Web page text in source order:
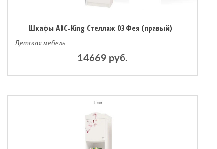
Шкафы ABC-King Стеллаж 03 Фея (правый)
Детская мебель
14669 руб.